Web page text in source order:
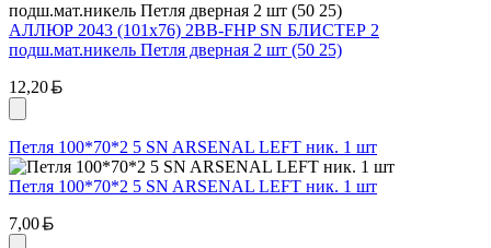
АЛЛЮР 2043 (101х76) 2BB-FHP SN БЛИСТЕР 2
подш.мат.никель Петля дверная 2 шт (50 25)
12,20
Петля 100*70*2 5 SN ARSENAL LEFT ник. 1 шт
Петля 100*70*2 5 SN ARSENAL LEFT ник. 1 шт
7,00